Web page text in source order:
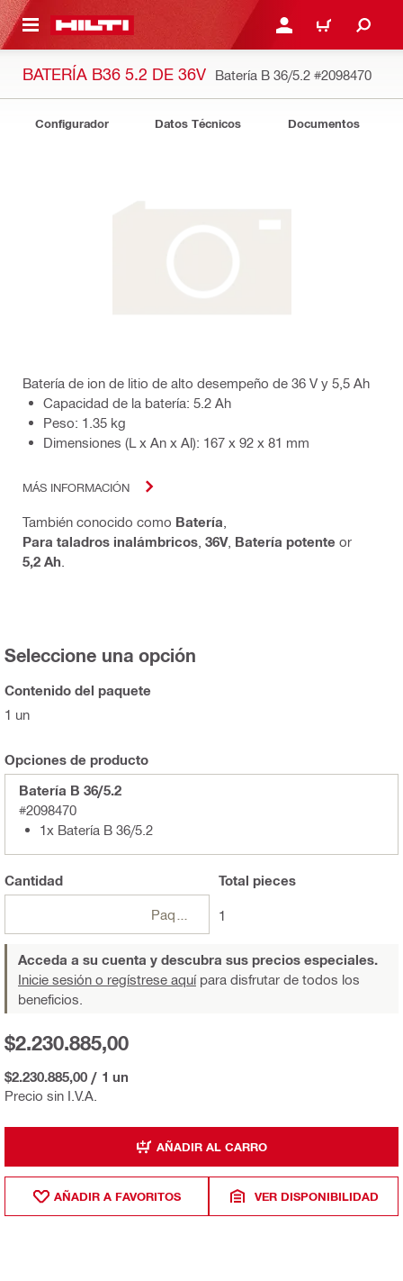
PRINCIPAL INICIE SESIÓN O
CARRITO
BATERÍA B36 5.2 DE 36V Batería B 36/5.2 #2098470
Configurador Datos Técnicos Documentos
Batería de ion de litio de alto desempeño de 36 V y 5,5 Ah
Capacidad de la batería: 5.2 Ah
Peso: 1.35 kg
Dimensiones (L x An x Al): 167 x 92 x 81 mm
MÁS INFORMACIÓN
También conocido como Batería
Para taladros inalámbricos 36V, Batería potente or
5,2 Ah
Seleccione una opción
Contenido del paquete
1 un
Opciones de producto
Batería B 36/5.2
#2098470
1x Batería B 36/5.2
Cantidad Total pieces
1
Acceda a su cuenta y descubra sus precios especiales.
Inicie sesión o regístrese aquípara disfrutar de todos los
beneficios.
Precio sin I.V.A.
$2.230.885,00
$2.230.885,00 / 1 un
AÑADIR AL CARRO
AÑADIR A FAVORITOS VER DISPONIBILIDAD